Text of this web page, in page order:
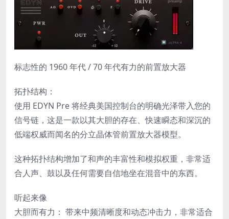
标志性的 1960 年代 / 70 年代有力的前置放大器
拓扑结构：
使用 EDYN Pre 将经典美国控制台的明确光泽带入您的
信号链，这是一款以其大胆的存在、快速瞬态和深沉的
低端权威而闻名的分立晶体管前置放大器模型。
这种拓扑结构增加了和声的丰富性和模拟权重，非常适
合人声、鼓以及任何需要自信地坐在混音中的东西。
听起来像
大胆而有力： 带来中频清晰度和动态冲击力，非常适合